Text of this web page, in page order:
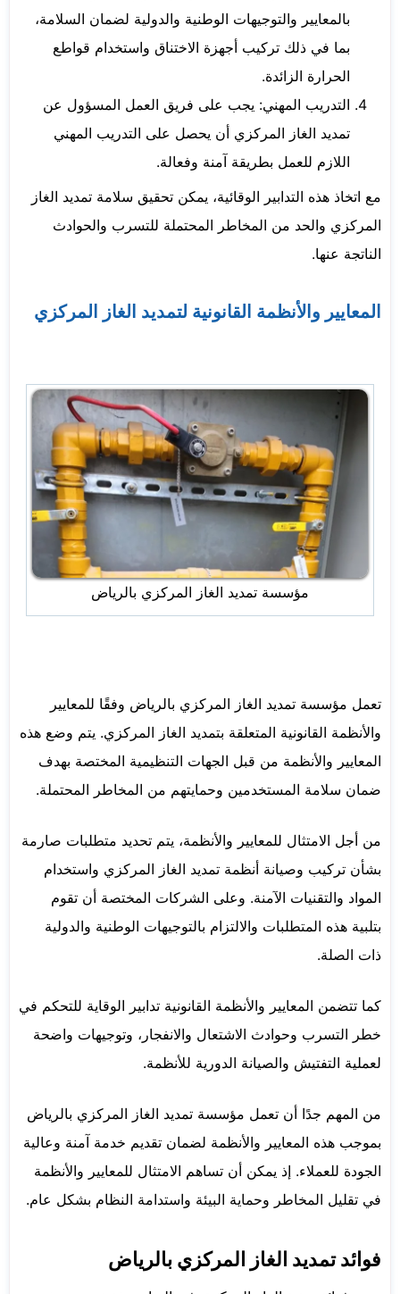
بالمعايير والتوجيهات الوطنية والدولية لضمان السلامة،
بما في ذلك تركيب أجهزة الاختناق واستخدام قواطع
الحرارة الزائدة.
التدريب المهني: يجب على فريق العمل المسؤول عن
تمديد الغاز المركزي أن يحصل على التدريب المهني
اللازم للعمل بطريقة آمنة وفعالة.
مع اتخاذ هذه التدابير الوقائية، يمكن تحقيق سلامة تمديد الغاز
المركزي والحد من المخاطر المحتملة للتسرب والحوادث
الناتجة عنها.
المعايير والأنظمة القانونية لتمديد الغاز المركزي
مؤسسة تمديد الغاز المركزي بالرياض
تعمل مؤسسة تمديد الغاز المركزي بالرياض وفقًا للمعايير
والأنظمة القانونية المتعلقة بتمديد الغاز المركزي. يتم وضع هذه
المعايير والأنظمة من قبل الجهات التنظيمية المختصة بهدف
ضمان سلامة المستخدمين وحمايتهم من المخاطر المحتملة.
من أجل الامتثال للمعايير والأنظمة، يتم تحديد متطلبات صارمة
بشأن تركيب وصيانة أنظمة تمديد الغاز المركزي واستخدام
المواد والتقنيات الآمنة. وعلى الشركات المختصة أن تقوم
بتلبية هذه المتطلبات والالتزام بالتوجيهات الوطنية والدولية
ذات الصلة.
كما تتضمن المعايير والأنظمة القانونية تدابير الوقاية للتحكم في
خطر التسرب وحوادث الاشتعال والانفجار، وتوجيهات واضحة
لعملية التفتيش والصيانة الدورية للأنظمة.
من المهم جدًا أن تعمل مؤسسة تمديد الغاز المركزي بالرياض
بموجب هذه المعايير والأنظمة لضمان تقديم خدمة آمنة وعالية
الجودة للعملاء. إذ يمكن أن تساهم الامتثال للمعايير والأنظمة
في تقليل المخاطر وحماية البيئة واستدامة النظام بشكل عام.
فوائد تمديد الغاز المركزي بالرياض